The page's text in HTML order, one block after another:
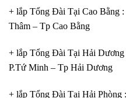
+ lắp Tổng Đài Tại Cao
Thâm – Tp Cao Bằng
+ lắp Tổng Đài Tại Hải Dương
P.Tứ Minh – Tp Hải Dương
+ lắp Tổng Đài Tại Hải Phòng